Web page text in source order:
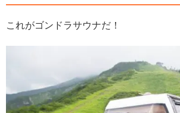
これがゴンドラサウナだ！